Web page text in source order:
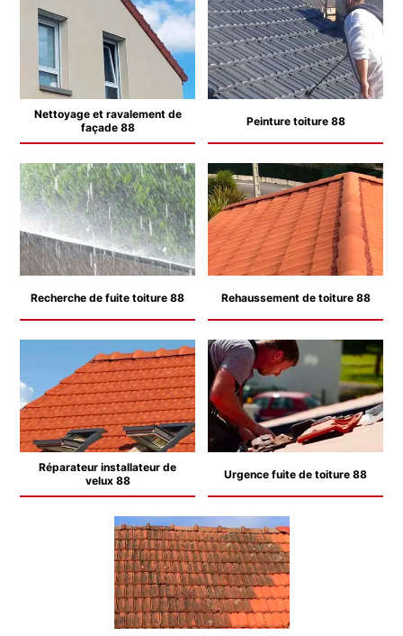
Nettoyage et ravalement de
façade 88
Peinture toiture 88
Recherche de fuite toiture 88 Rehaussement de toiture 88
Réparateur installateur de
velux 88
Urgence fuite de toiture 88